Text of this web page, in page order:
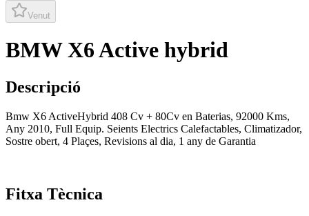
Venut
BMW X6 Active hybrid
Descripció
Bmw X6 ActiveHybrid 408 Cv + 80Cv en Baterias, 92000 Kms,
Any 2010, Full Equip. Seients Electrics Calefactables, Climatizador,
Sostre obert, 4 Plaçes, Revisions al dia, 1 any de Garantia
Fitxa Tècnica